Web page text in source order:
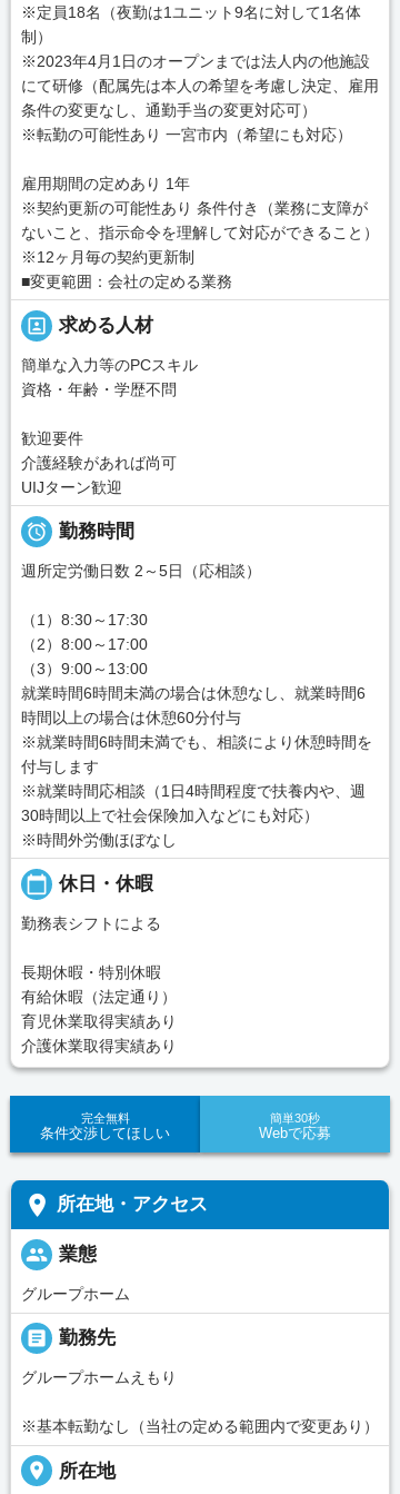
※定員18名（夜勤は1ユニット9名に対して1名体
制）
※2023年4月1日のオープンまでは法人内の他施設
にて研修（配属先は本人の希望を考慮し決定、雇用
条件の変更なし、通勤手当の変更対応可）
※転勤の可能性あり 一宮市内（希望にも対応）
雇用期間の定めあり 1年
※契約更新の可能性あり 条件付き（業務に支障が
ないこと、指示命令を理解して対応ができること）
※12ヶ月毎の契約更新制
■変更範囲：会社の定める業務
portrait 求める人材
簡単な入力等のPCスキル
資格・年齢・学歴不問
歓迎要件
介護経験があれば尚可
UIJターン歓迎
 勤務時間
週所定労働日数 2～5日（応相談）
（1）8:30～17:30
（2）8:00～17:00
（3）9:00～13:00
就業時間6時間未満の場合は休憩なし、就業時間6
時間以上の場合は休憩60分付与
※就業時間6時間未満でも、相談により休憩時間を
付与します
※就業時間応相談（1日4時間程度で扶養内や、週
30時間以上で社会保険加入などにも対応）
※時間外労働ほぼなし
calendar_today 休日・休暇
勤務表シフトによる
長期休暇・特別休暇
有給休暇（法定通り）
育児休業取得実績あり
介護休業取得実績あり
完全無料
条件交渉してほしい
簡単30秒
Webで応募
place 所在地・アクセス
people 業態
グループホーム
_pin
勤務先
グループホームえもり
※基本転勤なし（当社の定める範囲内で変更あり）
place 所在地